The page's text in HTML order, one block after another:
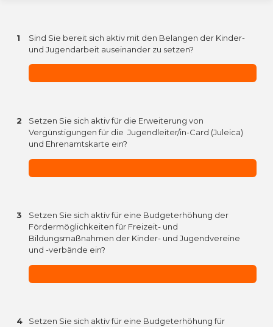
1
Sind Sie bereit sich aktiv mit den Belangen der Kinder-
und Jugendarbeit auseinander zu setzen?
2
Setzen Sie sich aktiv für die Erweiterung von
Vergünstigungen für die Jugendleiter/in-Card (Juleica)
und Ehrenamtskarte ein?
3
Setzen Sie sich aktiv für eine Budgeterhöhung der
Fördermöglichkeiten für Freizeit- und
Bildungsmaßnahmen der Kinder- und Jugendvereine
und -verbände ein?
4
Setzen Sie sich aktiv für eine Budgeterhöhung für